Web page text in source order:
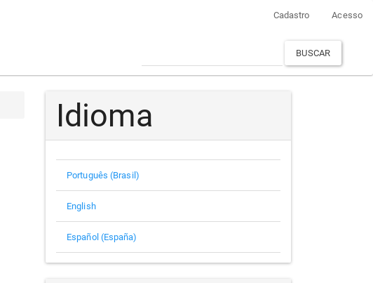
Cadastro Acesso
BUSCAR
Idioma
Português (Brasil)
English
Español (España)